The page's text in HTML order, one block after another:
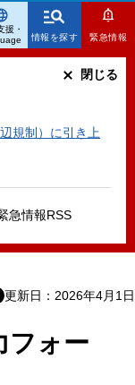
情報を探す 緊急情報
規制）に引き上
急情報RSS
閉じる
援・
更新日：2026年4月1日
フォー